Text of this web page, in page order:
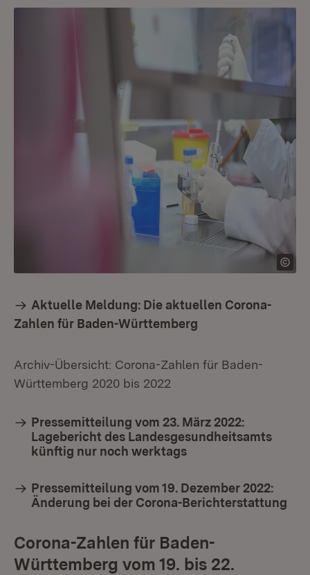
Aktuelle Meldung: Die aktuellen Corona-
Zahlen für Baden-Württemberg
Archiv-Übersicht: Corona-Zahlen für Baden-
Württemberg 2020 bis 2022
Pressemitteilung vom 23. März 2022:
Lagebericht des Landesgesundheitsamts
künftig nur noch werktags
Pressemitteilung vom 19. Dezember 2022:
Änderung bei der Corona-Berichterstattung
Corona-Zahlen für Baden-
Württemberg vom 19. bis 22.